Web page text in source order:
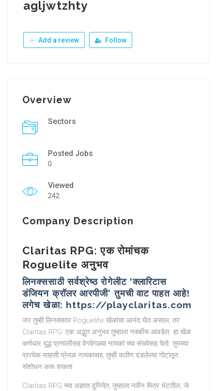
agljwtzhty
Add a review Follow
Overview
Sectors
Posted Jobs
0
Viewed
242
Company Description
Claritas RPG: एक रोमांचक
Roguelite अनुभव
लिनक्ससाठी सर्वश्रेष्ठ रोगेलीट ‘क्लारिटास
डंजियन क्रॉलर आरपीजी’ तुमची वाट पाहत आहे!
लगेच खेळा: https://playclaritas.com
जर तुम्ही लिनक्सवर Roguelite खेळांचा आनंद घेत असाल, तर
Claritas RPG: एक अद्भुत अनुभव तुम्हाला नक्कीच आवडेल. हा खेळ
कर्णधार युद्ध प्रणालीसह वेगवेगळ्या नायकां च्या संख्येसह येतो. तुमच्या
प्रत्येक साहसी प्रेमळ नायकासह, तुम्ही कठीण दडलेल्या गोटांतून
संशोधन करू शकता.
Claritas RPG च्या अज्ञात दुनियेत, तुम्हाला नवीन मित्र भेटतील, जे